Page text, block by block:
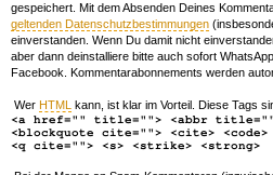
gespeichert. Mit dem Absenden Deines
geltenden Datenschutzbestimmungen
einverstanden. Wenn Du damit nicht
aber dann deinstalliere bitte auch sofort
Facebook. Kommentarabonnements werden
Wer HTML kann, ist klar im Vorteil. Diese Tags
<a href="" title=""> <abbr
<blockquote cite=""> <cite> <code>
<q cite=""> <s> <strike> <strong>